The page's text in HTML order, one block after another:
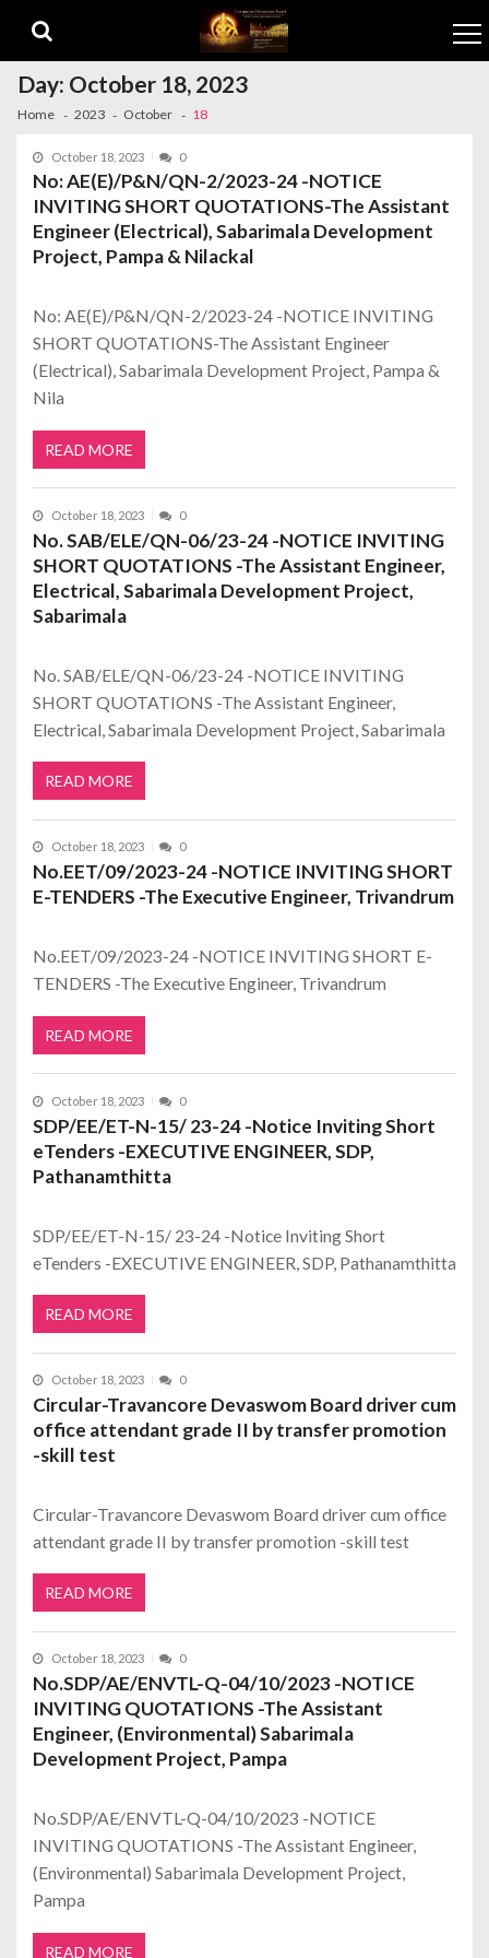
Day: October 18, 2023
Home 2023 October 18
October 18, 2023 0
No: AE(E)/P&N/QN-2/2023-24 -NOTICE
INVITING SHORT QUOTATIONS-The Assistant
Engineer (Electrical), Sabarimala Development
Project, Pampa & Nilackal
No: AE(E)/P&N/QN-2/2023-24 -NOTICE INVITING
SHORT QUOTATIONS-The Assistant Engineer
(Electrical), Sabarimala Development Project, Pampa &
Nila
READ MORE
October 18, 2023 0
No. SAB/ELE/QN-06/23-24 -NOTICE INVITING
SHORT QUOTATIONS -The Assistant Engineer,
Electrical, Sabarimala Development Project,
Sabarimala
No. SAB/ELE/QN-06/23-24 -NOTICE INVITING
SHORT QUOTATIONS -The Assistant Engineer,
Electrical, Sabarimala Development Project, Sabarimala
READ MORE
October 18, 2023 0
No.EET/09/2023-24 -NOTICE INVITING SHORT
E-TENDERS -The Executive Engineer, Trivandrum
No.EET/09/2023-24 -NOTICE INVITING SHORT E-
TENDERS -The Executive Engineer, Trivandrum
READ MORE
October 18, 2023 0
SDP/EE/ET-N-15/ 23-24 -Notice Inviting Short
eTenders -EXECUTIVE ENGINEER, SDP,
Pathanamthitta
SDP/EE/ET-N-15/ 23-24 -Notice Inviting Short
eTenders -EXECUTIVE ENGINEER, SDP, Pathanamthitta
READ MORE
October 18, 2023 0
Circular-Travancore Devaswom Board driver cum
office attendant grade II by transfer promotion
-skill test
Circular-Travancore Devaswom Board driver cum office
attendant grade II by transfer promotion -skill test
READ MORE
October 18, 2023 0
No.SDP/AE/ENVTL-Q-04/10/2023 -NOTICE
INVITING QUOTATIONS -The Assistant
Engineer, (Environmental) Sabarimala
Development Project, Pampa
No.SDP/AE/ENVTL-Q-04/10/2023 -NOTICE
INVITING QUOTATIONS -The Assistant Engineer,
(Environmental) Sabarimala Development Project,
Pampa
READ MORE